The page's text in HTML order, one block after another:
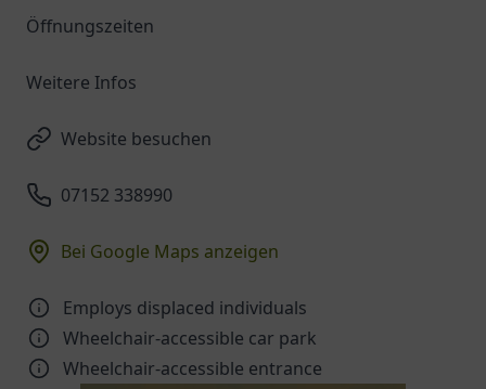
Öffnungszeiten
Weitere Infos
Website besuchen
07152 338990
Bei Google Maps anzeigen
Employs displaced individuals
Wheelchair-accessible car park
Wheelchair-accessible entrance